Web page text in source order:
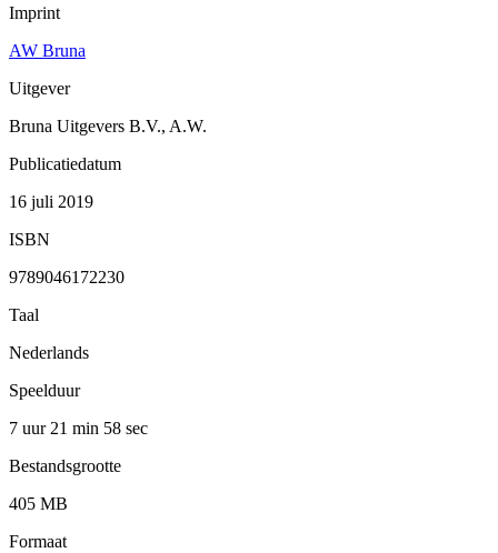
Imprint
AW Bruna
Uitgever
Bruna Uitgevers B.V., A.W.
Publicatiedatum
16 juli 2019
ISBN
9789046172230
Taal
Nederlands
Speelduur
7 uur 21 min 58 sec
Bestandsgrootte
405 MB
Formaat